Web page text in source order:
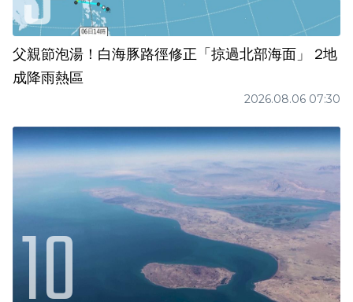
父親節泡湯！白海豚路徑修正「掠過北部海面」 2地
成降雨熱區
2026.08.06 07:30